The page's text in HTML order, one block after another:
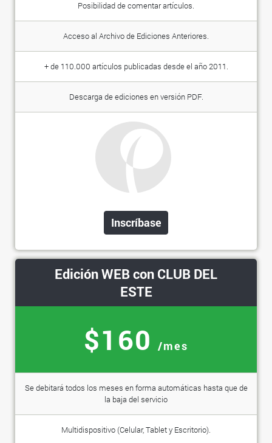
Posibilidad de comentar artículos.
Acceso al Archivo de Ediciones Anteriores.
+ de 110.000 artículos publicadas desde el año 2011.
Descarga de ediciones en versión PDF.
Inscríbase
Edición WEB con CLUB DEL
ESTE
$160 /mes
Se debitará todos los meses en forma automáticas hasta que de
la baja del servicio
Multidispositivo (Celular, Tablet y Escritorio).